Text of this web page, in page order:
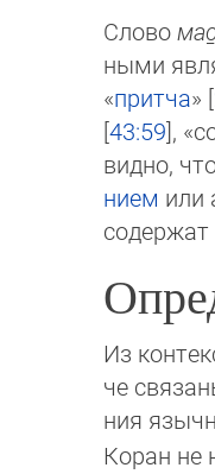
Слово
ны­ми
«притча» [
[43:59],
видно,
ни­ем или
Из
че
ния
Коран не